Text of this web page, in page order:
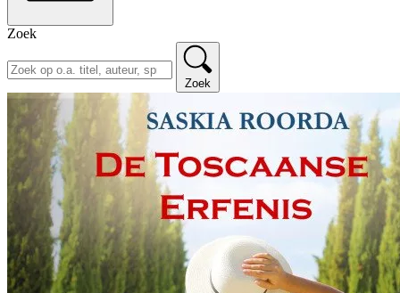
Zoek
Zoek